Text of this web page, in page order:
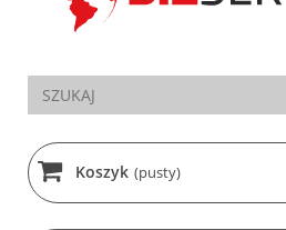
Koszyk (pusty)